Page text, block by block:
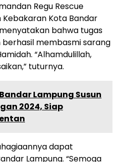
Regu Rescue
Kebakaran Kota Bandar
bahwa tugas
membasmi sarang
“Alhamdulillah,
tuturnya.
Lampung Susun
2024, Siap
dapat
Lampung. “Semoga